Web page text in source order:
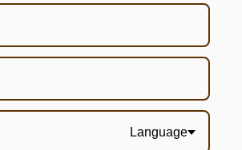
Language